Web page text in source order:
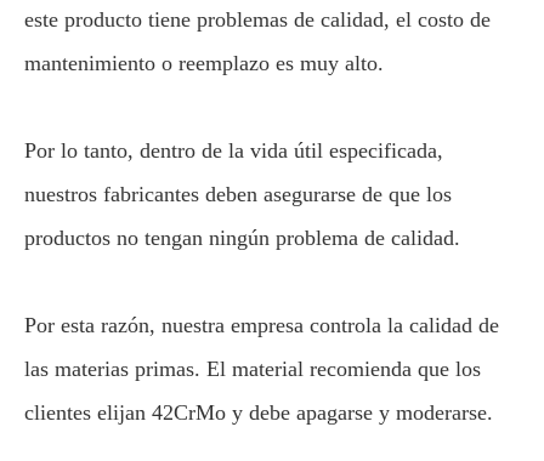
este producto tiene problemas de calidad, el costo de
mantenimiento o reemplazo es muy alto.
Por lo tanto, dentro de la vida útil especificada,
nuestros fabricantes deben asegurarse de que los
productos no tengan ningún problema de calidad.
Por esta razón, nuestra empresa controla la calidad de
las materias primas. El material recomienda que los
clientes elijan 42CrMo y debe apagarse y moderarse.